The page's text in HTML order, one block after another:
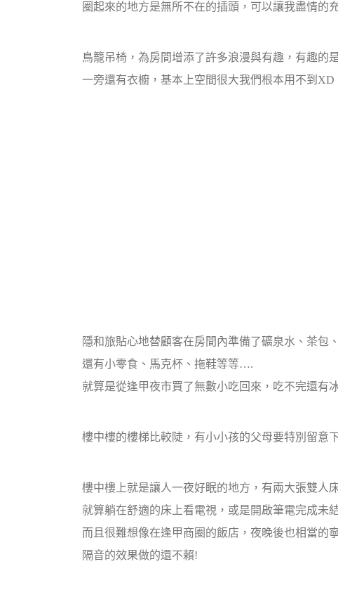
圈起來的地方是無所不在的插頭，可以讓我盡情的
鳥籠吊椅，為房間增添了許多浪漫與有趣，有趣的
一旁還有衣櫥，基本上空間很大我們根本用不到XD
隱和旅貼心地替顧客在房間內準備了礦泉水、茶包
還有小零食、馬克杯、拖鞋等等….
就算是從逢甲夜市買了無數小吃回來，吃不完還有
樓中樓的樓梯比較陡，有小小孩的父母要特別留意
樓中樓上就是讓人一夜好眠的地方，有兩大張雙人
就算躺在舒適的床上看電視，或是開啟筆電完成未
而且很難想像在逢甲商圈的飯店，夜晚後也相當的
隔音的效果做的還不賴!